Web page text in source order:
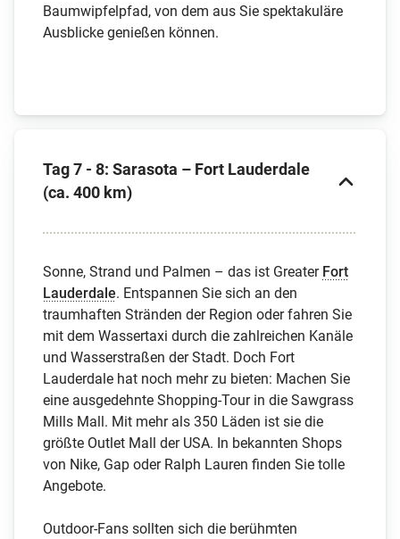
Baumwipfelpfad, von dem aus Sie spektakuläre
Ausblicke genießen können.
Tag 7 - 8: Sarasota – Fort Lauderdale
(ca. 400 km)
Sonne, Strand und Palmen – das ist Greater Fort
Lauderdale. Entspannen Sie sich an den
traumhaften Stränden der Region oder fahren Sie
mit dem Wassertaxi durch die zahlreichen Kanäle
und Wasserstraßen der Stadt. Doch Fort
Lauderdale hat noch mehr zu bieten: Machen Sie
eine ausgedehnte Shopping-Tour in die Sawgrass
Mills Mall. Mit mehr als 350 Läden ist sie die
größte Outlet Mall der USA. In bekannten Shops
von Nike, Gap oder Ralph Lauren finden Sie tolle
Angebote.
Outdoor-Fans sollten sich die berühmten